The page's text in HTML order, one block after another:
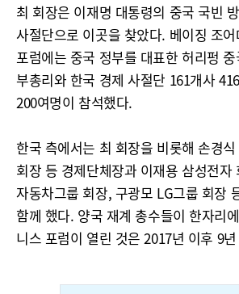
최 회장은 이재명 대통령의 중국 국빈
사절단으로 이곳을 찾았다. 베이징 조
포럼에는 중국 정부를 대표한 허리펑
부총리와 한국 경제 사절단 161개사
200여명이 참석했다.
한국 측에서는 최 회장을 비롯해 손경
회장 등 경제단체장과 이재용 삼성전자
자동차그룹 회장, 구광모 LG그룹 회장
함께 했다. 양국 재계 총수들이 한자리
니스 포럼이 열린 것은 2017년 이후 9